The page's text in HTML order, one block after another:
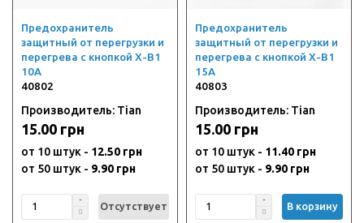
Предохранитель
защитный от перегрузки и
перегрева с кнопкой X-B1
10A
40802
Производитель: Tian
15.00 грн
от 10 штук - 12.50 грн
от 50 штук - 9.90 грн
Отсутствует
Предохранитель
защитный от перегрузки и
перегрева с кнопкой X-B1
15A
40803
Производитель: Tian
15.00 грн
от 10 штук - 11.40 грн
от 50 штук - 9.90 грн
В корзину